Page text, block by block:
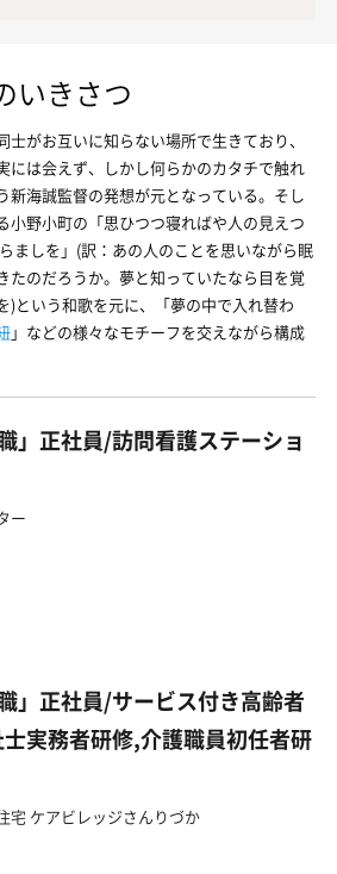
いきさつ
士がお互いに知らない場所で生きており、
には会えず、しかし何らかのカタチで触れ
新海誠監督の発想が元となっている。そし
小野小町の「思ひつつ寝ればや人の見えつ
ましを」(訳：あの人のことを思いながら眠
たのだろうか。夢と知っていたなら目を覚
)という和歌を元に、「夢の中で入れ替わ
」などの様々なモチーフを交えながら構成
」正社員/訪問看護ステーショ
ー
」正社員/サービス付き高齢者
実務者研修,介護職員初任者研
宅 ケアビレッジさんりづか